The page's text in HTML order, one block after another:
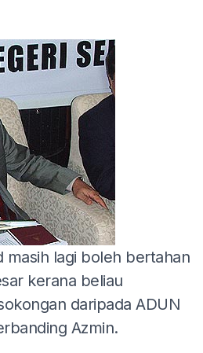
masih lagi boleh bertahan
kerana beliau
daripada ADUN
Azmin.